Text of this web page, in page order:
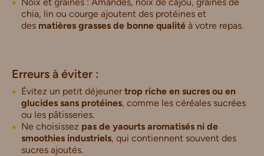
chia, lin ou courge ajoutent des protéines et
des matières grasses de bonne qualité à votre repas.
Erreurs à éviter :
Évitez un petit déjeunertrop riche en sucres ou en
glucides sans protéines, comme les céréales sucrées
ou les pâtisseries.
Ne choisissez pas de yaourts aromatisés ni de
smoothies industriels, qui contiennent souvent des
sucres ajoutés.